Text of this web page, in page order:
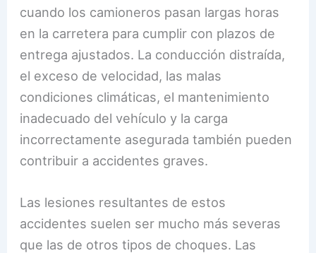
cuando los camioneros pasan largas horas
en la carretera para cumplir con plazos de
entrega ajustados. La conducción distraída,
el exceso de velocidad, las malas
condiciones climáticas, el mantenimiento
inadecuado del vehículo y la carga
incorrectamente asegurada también pueden
contribuir a accidentes graves.
Las lesiones resultantes de estos
accidentes suelen ser mucho más severas
que las de otros tipos de choques. Las